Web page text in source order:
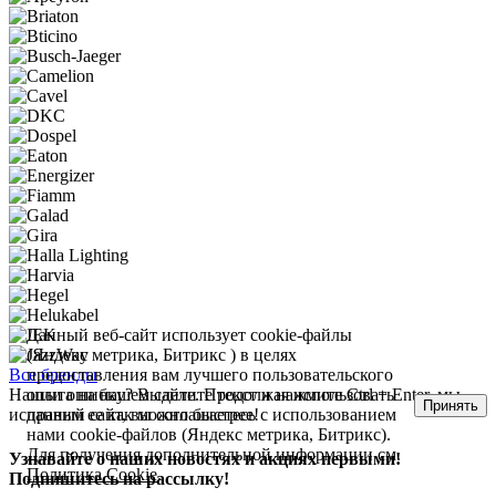
Все бренды
Нашли ошибку? Выделите текст и нажмите Ctrl + Enter, мы
исправим ее как можно быстрее!
Узнавайте о наших новостях и акциях первыми!
Подпишитесь на рассылку!
Данный веб-сайт использует cookie-файлы
(Яндекс метрика, Битрикс ) в целях
предоставления вам лучшего пользовательского
опыта на нашем сайте. Продолжая использовать
данный сайт, вы соглашаетесь с использованием
нами cookie-файлов (Яндекс метрика, Битрикс).
Для получения дополнительной информации см.
Политика Cookie.
Принять